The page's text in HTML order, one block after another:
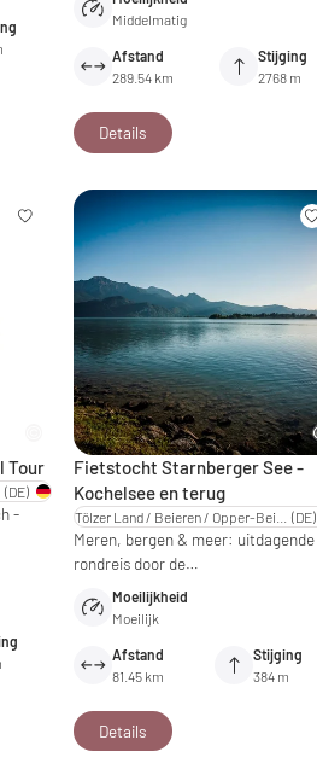
Middelmatig
Afstand
289.54 km
Stijging
2768 m
Details
Tour
(DE)
-
Fietstocht Starnberger See -
Kochelsee en terug
(DE)
Meren, bergen & meer: uitdagende
rondreis door de…
Moeilijkheid
Moeilijk
Afstand
81.45 km
Stijging
384 m
Details